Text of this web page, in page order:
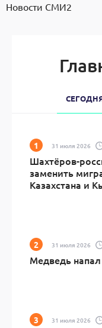
Новости СМИ2
31 июля 2026
Шахтёров-
заменить
Казахстана и
31 июля 2026
Медведь
31 июля 2026